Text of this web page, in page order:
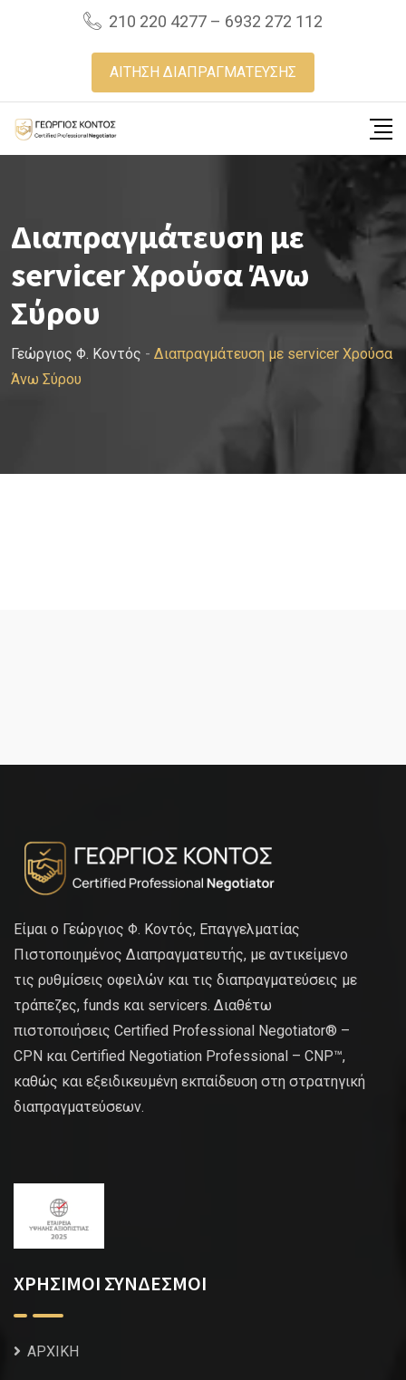
210 220 4277 – 6932 272 112
ΑΙΤΗΣΗ ΔΙΑΠΡΑΓΜΑΤΕΥΣΗΣ
Διαπραγμάτευση με
servicer Χρούσα Άνω
Σύρου
Γεώργιος Φ. Κοντός - Διαπραγμάτευση με servicer Χρούσα
Άνω Σύρου
Είμαι ο Γεώργιος Φ. Κοντός, Επαγγελματίας
Πιστοποιημένος Διαπραγματευτής, με αντικείμενο
τις ρυθμίσεις οφειλών και τις διαπραγματεύσεις με
τράπεζες, funds και servicers. Διαθέτω
πιστοποιήσεις Certified Professional Negotiator® –
CPN και Certified Negotiation Professional – CNP™,
καθώς και εξειδικευμένη εκπαίδευση στη στρατηγική
διαπραγματεύσεων.
ΧΡΗΣΙΜΟΙ ΣΥΝΔΕΣΜΟΙ
ΑΡΧΙΚΗ